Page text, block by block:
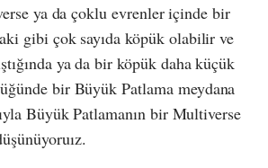
ya da çoklu evrenler içinde bir
gibi çok sayıda köpük olabilir ve
ya da bir köpük daha küçük
bir Büyük Patlama meydana
Büyük Patlamanın bir Multiverse